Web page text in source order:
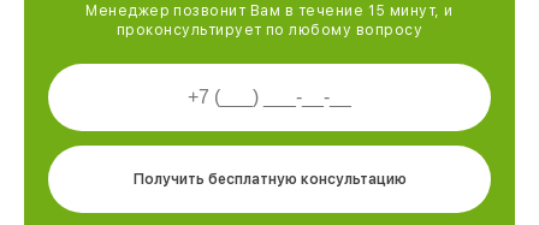
Менеджер позвонит Вам в течение 15 минут, и
проконсультирует по любому вопросу
Получить бесплатную консультацию